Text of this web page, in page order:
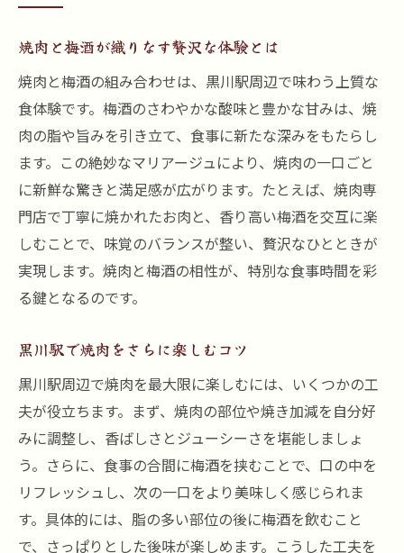
焼肉好きが梅酒を選ぶ際のポイント
焼肉と梅酒で味わう新しい贅沢の形
梅酒好き必見！焼肉と楽しむ新しい発見
焼肉と梅酒で広がる味覚の新発見
梅酒ファンに伝えたい焼肉との楽しみ方
焼肉と梅酒の組み合わせの魅力を探る
焼肉の後におすすめの梅酒の提案
焼肉で試したい梅酒の飲み方アイデア
落ち着いた空間で焼肉と梅酒を堪能する方法
落ち着いた雰囲気で焼肉と梅酒を味わう
焼肉と梅酒が映える席の選び方
焼肉と梅酒で癒しのひとときを過ごすコツ
焼肉と梅酒をゆっくり味わうための工夫
焼肉をより美味しくする梅酒の選び方
焼肉に合う梅酒の選び方を詳しく解説
焼肉の味を引き立てる梅酒の特徴とは
焼肉と梅酒が織りなす贅沢な体験とは
焼肉と梅酒の組み合わせは、黒川駅周辺で味わう上質な
食体験です。梅酒のさわやかな酸味と豊かな甘みは、焼
肉の脂や旨みを引き立て、食事に新たな深みをもたらし
ます。この絶妙なマリアージュにより、焼肉の一口ごと
に新鮮な驚きと満足感が広がります。たとえば、焼肉専
門店で丁寧に焼かれたお肉と、香り高い梅酒を交互に楽
しむことで、味覚のバランスが整い、贅沢なひとときが
実現します。焼肉と梅酒の相性が、特別な食事時間を彩
る鍵となるのです。
黒川駅で焼肉をさらに楽しむコツ
黒川駅周辺で焼肉を最大限に楽しむには、いくつかの工
夫が役立ちます。まず、焼肉の部位や焼き加減を自分好
みに調整し、香ばしさとジューシーさを堪能しましょ
う。さらに、食事の合間に梅酒を挟むことで、口の中を
リフレッシュし、次の一口をより美味しく感じられま
す。具体的には、脂の多い部位の後に梅酒を飲むこと
で、さっぱりとした後味が楽しめます。こうした工夫を